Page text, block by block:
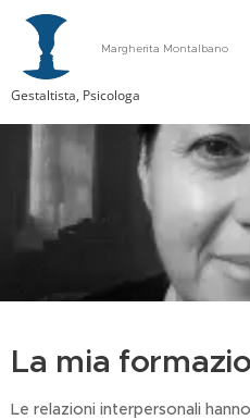
Margherita Montalbano
Gestaltista, Psicologa
La mia
Le relazioni interpersonali